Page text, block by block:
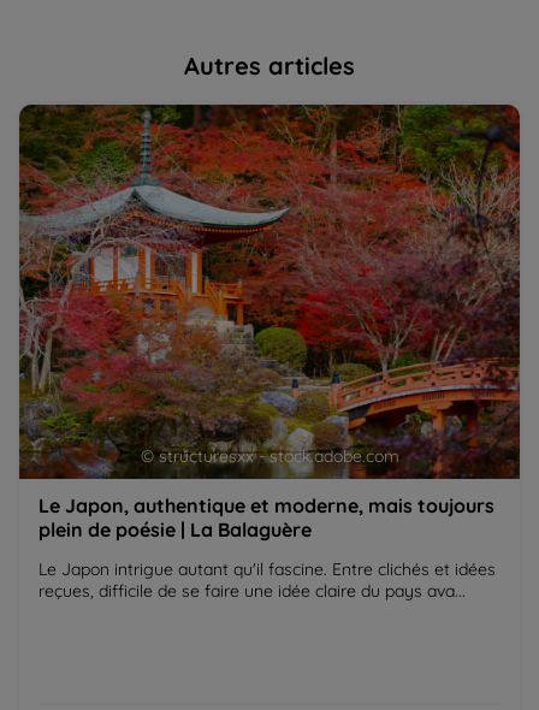
Autres articles
Le Japon, authentique et moderne, mais toujours plein
de poésie | La Balaguère
© structuresxx - stock.adobe.com
Le Japon, authentique et moderne, mais toujours
plein de poésie | La Balaguère
Le Japon intrigue autant qu'il fascine. Entre clichés et idées
reçues, difficile de se faire une idée claire du pays ava...